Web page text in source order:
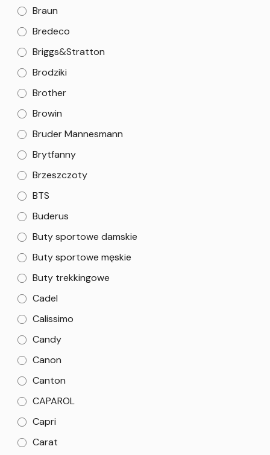
Braun
Bredeco
Briggs&Stratton
Brodziki
Brother
Browin
Bruder Mannesmann
Brytfanny
Brzeszczoty
BTS
Buderus
Buty sportowe damskie
Buty sportowe męskie
Buty trekkingowe
Cadel
Calissimo
Candy
Canon
Canton
CAPAROL
Capri
Carat